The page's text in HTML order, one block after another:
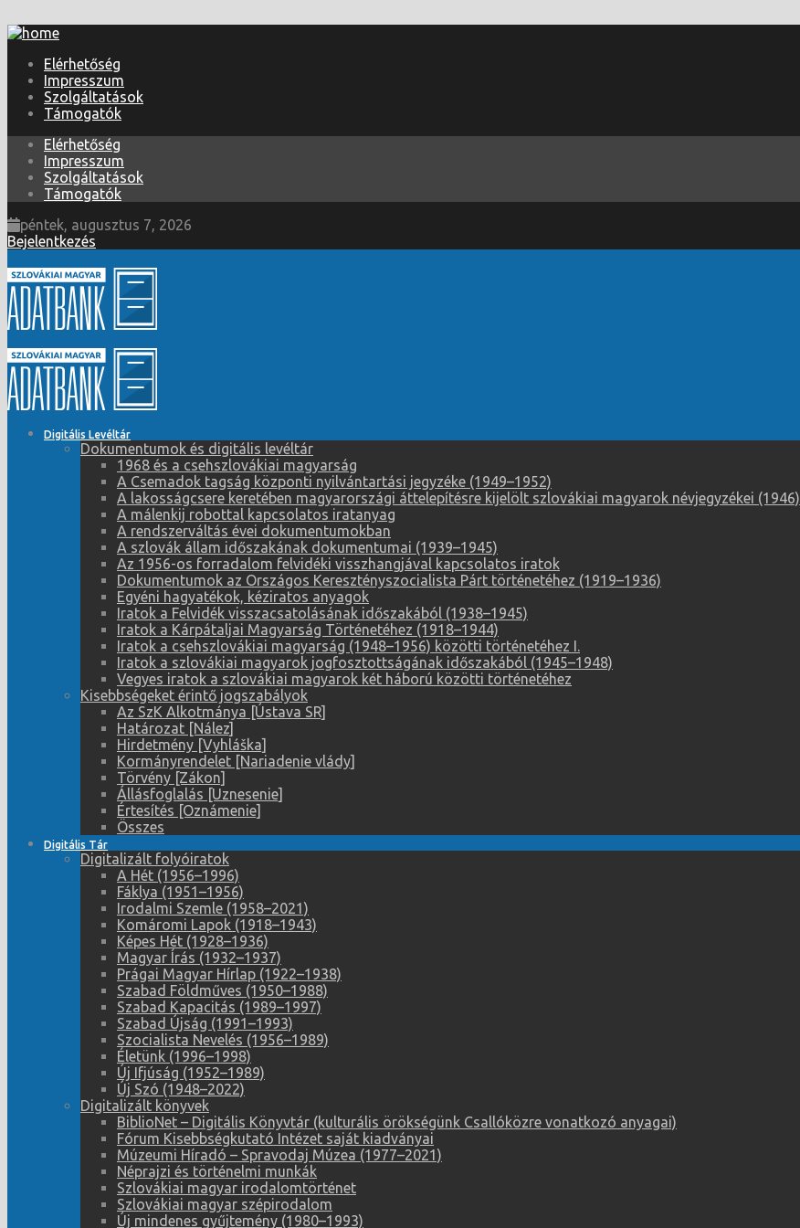
Elérhetőség
Impresszum
Szolgáltatások
Támogatók
Elérhetőség
Impresszum
Szolgáltatások
Támogatók
péntek, augusztus 7, 2026
Bejelentkezés
Digitális Levéltár
Dokumentumok és digitális levéltár
1968 és a csehszlovákiai magyarság
A Csemadok tagság központi nyilvántartási jegyzéke (1949–1952)
A lakosságcsere keretében magyarországi áttelepítésre kijelölt szlovákiai magyarok névjegyzékei (1946)
A málenkij robottal kapcsolatos iratanyag
A rendszerváltás évei dokumentumokban
A szlovák állam időszakának dokumentumai (1939–1945)
Az 1956-os forradalom felvidéki visszhangjával kapcsolatos iratok
Dokumentumok az Országos Keresztényszocialista Párt történetéhez (1919–1936)
Egyéni hagyatékok, kéziratos anyagok
Iratok a Felvidék visszacsatolásának időszakából (1938–1945)
Iratok a Kárpátaljai Magyarság Történetéhez (1918–1944)
Iratok a csehszlovákiai magyarság (1948–1956) közötti történetéhez I.
Iratok a szlovákiai magyarok jogfosztottságának időszakából (1945–1948)
Vegyes iratok a szlovákiai magyarok két háború közötti történetéhez
Kisebbségeket érintő jogszabályok
Az SzK Alkotmánya [Ústava SR]
Határozat [Nález]
Hirdetmény [Vyhláška]
Kormányrendelet [Nariadenie vlády]
Törvény [Zákon]
Állásfoglalás [Uznesenie]
Értesítés [Oznámenie]
Összes
Digitális Tár
Digitalizált folyóiratok
A Hét (1956–1996)
Fáklya (1951–1956)
Irodalmi Szemle (1958–2021)
Komáromi Lapok (1918–1943)
Képes Hét (1928–1936)
Magyar Írás (1932–1937)
Prágai Magyar Hírlap (1922–1938)
Szabad Földműves (1950–1988)
Szabad Kapacitás (1989–1997)
Szabad Újság (1991–1993)
Szocialista Nevelés (1956–1989)
Életünk (1996–1998)
Új Ifjúság (1952–1989)
Új Szó (1948–2022)
Digitalizált könyvek
BiblioNet – Digitális Könyvtár (kulturális örökségünk Csallóközre vonatkozó anyagai)
Fórum Kisebbségkutató Intézet saját kiadványai
Múzeumi Híradó – Spravodaj Múzea (1977–2021)
Néprajzi és történelmi munkák
Szlovákiai magyar irodalomtörténet
Szlovákiai magyar szépirodalom
Új mindenes gyűjtemény (1980–1993)